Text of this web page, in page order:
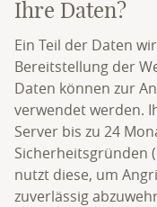
Ihre Daten?
Ein Teil der Daten
Bereitstellung der
Daten können zur
verwendet werden.
Server bis zu 24
Sicherheitsgründen
nutzt diese, um
zuverlässig